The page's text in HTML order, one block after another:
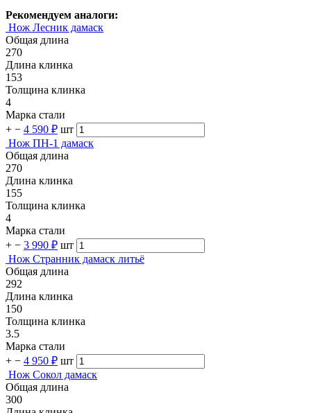
Рекомендуем аналоги:
Нож Лесник дамаск
Общая длина
270
Длина клинка
153
Толщина клинка
4
Марка стали
+ − 4 590 ₽ шт
Нож ПН-1 дамаск
Общая длина
270
Длина клинка
155
Толщина клинка
4
Марка стали
+ − 3 990 ₽ шт
Нож Странник дамаск литьё
Общая длина
292
Длина клинка
150
Толщина клинка
3.5
Марка стали
+ − 4 950 ₽ шт
Нож Сокол дамаск
Общая длина
300